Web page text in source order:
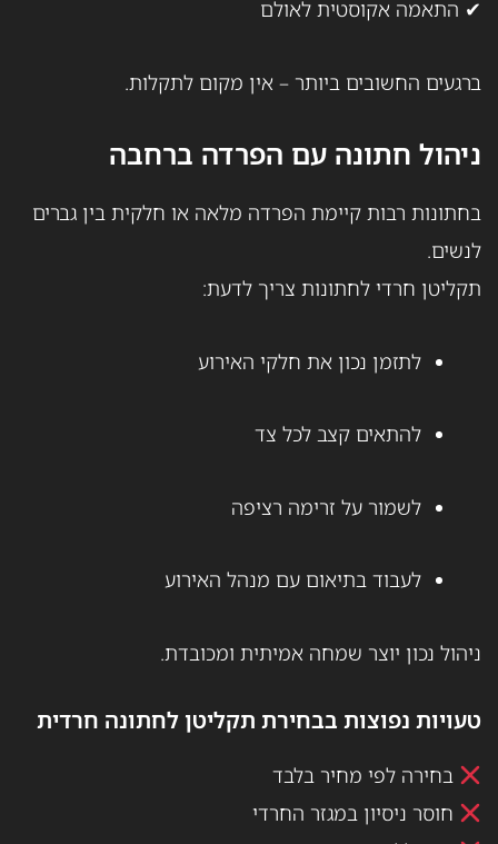
✔ התאמה אקוסטית לאולם
ברגעים החשובים ביותר – אין מקום לתקלות.
ניהול חתונה עם הפרדה ברחבה
בחתונות רבות קיימת הפרדה מלאה או חלקית בין גברים
לנשים.
תקליטן חרדי לחתונות צריך לדעת:
לתזמן נכון את חלקי האירוע
להתאים קצב לכל צד
לשמור על זרימה רציפה
לעבוד בתיאום עם מנהל האירוע
ניהול נכון יוצר שמחה אמיתית ומכובדת.
טעויות נפוצות בבחירת תקליטן לחתונה חרדית
בחירה לפי מחיר בלבד
חוסר ניסיון במגזר החרדי